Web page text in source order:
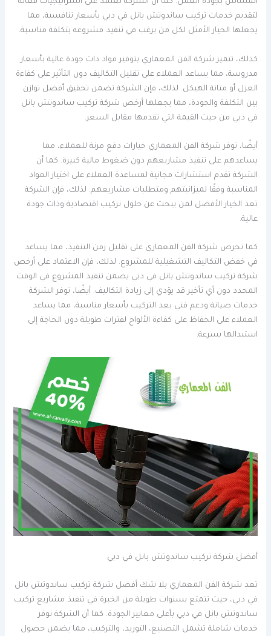
المساس بجودة العمل. كما أن الشركة تعتمد على استراتيجيات فعالة
لتقديم خدمات تركيب ساندوتش بانل في دبي بأسعار تنافسية، مما
يجعلها الخيار الأمثل لكل من يرغب في تنفيذ مشروعه بتكلفة مناسبة.
كذلك، تتميز شركة الفن المعماري بتوفير مواد ذات جودة عالية بأسعار
مدروسة، مما يساعد العملاء على تقليل التكاليف دون التأثير على كفاءة
العزل أو متانة الهيكل. لذلك، فإن الشركة تضمن تحقيق أفضل توازن
بين التكلفة والجودة، مما يجعلها أرخص شركة تركيب ساندوتش بانل
في دبي من حيث القيمة التي تقدمها مقابل السعر.
أيضًا، توفر شركة الفن المعماري خيارات دفع مرنة للعملاء، مما
يساعدهم على تنفيذ مشاريعهم دون ضغوط مالية كبيرة. كما أن
الشركة تقدم استشارات مجانية لمساعدة العملاء على اختيار المواد
المناسبة وفقًا لميزانيتهم ومتطلبات مشاريعهم. لذلك، فإن الشركة
تعد الخيار الأفضل لمن يبحث عن حلول تركيب اقتصادية وذات جودة
عالية.
كما تحرص شركة الفن المعماري على تقليل زمن التنفيذ، مما يساعد
في خفض التكاليف التشغيلية للمشروع. لذلك، فإن الاعتماد على أرخص
شركة تركيب ساندوتش بانل في دبي يضمن تنفيذ المشروع في الوقت
المحدد دون أي تأخير قد يؤدي إلى زيادة التكاليف. أيضًا، توفر الشركة
خدمات صيانة ودعم فني بعد التركيب بأسعار مناسبة، مما يساعد
العملاء على الحفاظ على كفاءة الألواح لفترات طويلة دون الحاجة إلى
استبدالها بسرعة.
أفضل شركة تركيب ساندوتش بانل في دبي
تعد شركة الفن المعماري بلا شك أفضل شركة تركيب ساندوتش بانل
في دبي، حيث تتمتع بسنوات طويلة من الخبرة في تنفيذ مشاريع تركيب
ساندوتش بانل في دبي بأعلى معايير الجودة. كما أن الشركة توفر
خدمات شاملة تشمل التصنيع، التوريد، والتركيب، مما يضمن حصول